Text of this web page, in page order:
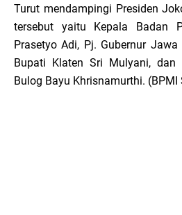
Turut mendampingi Presiden
tersebut yaitu Kepala Badan
Prasetyo Adi, Pj. Gubernur
Bupati Klaten Sri Mulyani, dan
Bulog Bayu Khrisnamurthi. (BPMI